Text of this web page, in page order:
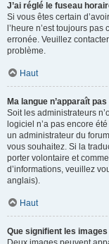
J’ai réglé le fuseau
Si vous êtes certain
l’heure n’est toujours
erronée. Veuillez
problème.
Haut
Ma langue n’apparaît
Soit les administrateurs
logiciel n’a pas encore
un administrateur du
vous souhaitez. Si la
porter volontaire et
d’informations, veuillez
anglais).
Haut
Que signifient les